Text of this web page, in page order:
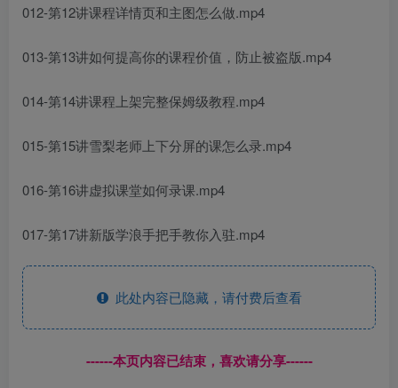
012-第12讲课程详情页和主图怎么做.mp4
013-第13讲如何提高你的课程价值，防止被盗版.mp4
014-第14讲课程上架完整保姆级教程.mp4
015-第15讲雪梨老师上下分屏的课怎么录.mp4
016-第16讲虚拟课堂如何录课.mp4
017-第17讲新版学浪手把手教你入驻.mp4
此处内容已隐藏，请付费后查看
------本页内容已结束，喜欢请分享------